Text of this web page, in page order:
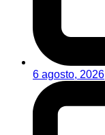
6 agosto, 2026